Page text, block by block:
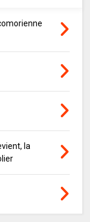
la